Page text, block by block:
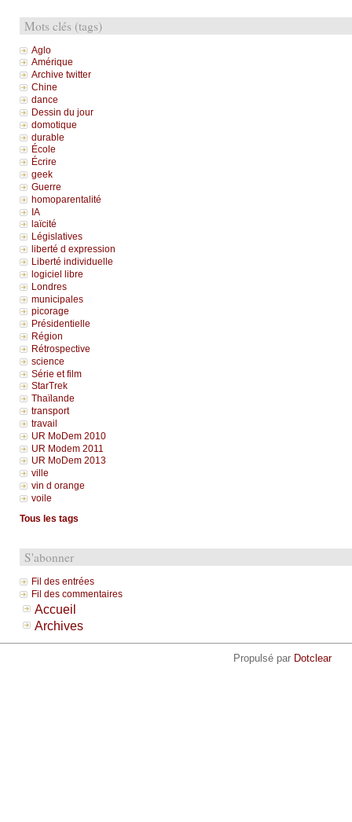
Mots clés (tags)
Aglo
Amérique
Archive twitter
Chine
dance
Dessin du jour
domotique
durable
École
Écrire
geek
Guerre
homoparentalité
IA
laïcité
Législatives
liberté d expression
Liberté individuelle
logiciel libre
Londres
municipales
picorage
Présidentielle
Région
Rétrospective
science
Série et film
StarTrek
Thaïlande
transport
travail
UR MoDem 2010
UR Modem 2011
UR MoDem 2013
ville
vin d orange
voile
Tous les tags
S'abonner
Fil des entrées
Fil des commentaires
Accueil
Archives
Propulsé par Dotclear